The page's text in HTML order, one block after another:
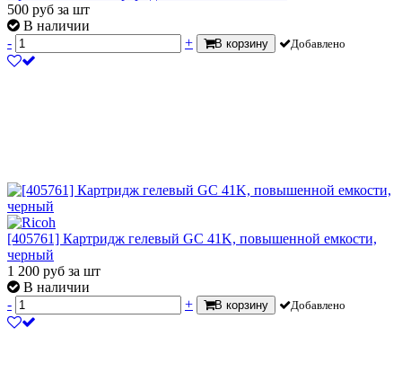
500 руб за шт
В наличии
-
+ В корзину Добавлено
[405761] Картридж гелевый GC 41K, повышенной емкости,
черный
1 200 руб за шт
В наличии
-
+ В корзину Добавлено